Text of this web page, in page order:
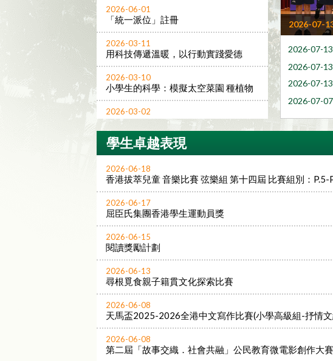
2026-06-01
「統一派位」註冊
2026-03-11
用科技傳遞溫暖，以行動實踐愛德
2026-03-10
小學生的科學：模擬太空菜園 種植物
2026-03-02
春茗暨會員大會
2025-12-09
七十周年校慶暨LBD成果展填色比賽
2025-11-10
天主教領島學校夥MIT研AI教學 力推
數字教育
2026-07-03
公民教育微電影比賽獲獎消息
2026-07-
2026-07-13
2026-07-13
2026-07-13
2026-07-07
2026-07-17
學生卓越表現
2026-06-18
香港拔萃兒童 音樂比賽 弦樂組 第十四屆 比賽組別：P.5-
2026-06-17
屈臣氏集團香港學生運動員獎
2026-06-15
閱讀獎勵計劃
2026-06-13
尋根覓食親子籍貫文化探索比賽
2026-06-08
天馬盃2025-2026全港中文寫作比賽(小學高級組-抒情
2026-06-08
第二屆「故事交織．社會共融」公民教育微電影創作大